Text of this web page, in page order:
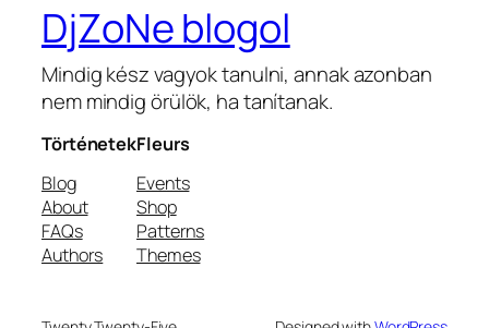
DjZoNe blogol
Mindig kész vagyok tanulni, annak azonban
nem mindig örülök, ha tanítanak.
Történetek
Blog
About
FAQs
Authors
Fleurs
Events
Shop
Patterns
Themes